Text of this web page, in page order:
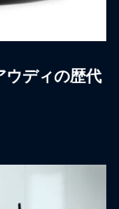
ウディの歴代